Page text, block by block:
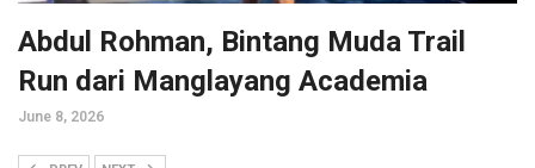
Abdul Rohman, Bintang Muda Trail
Run dari Manglayang Academia
June 8, 2026